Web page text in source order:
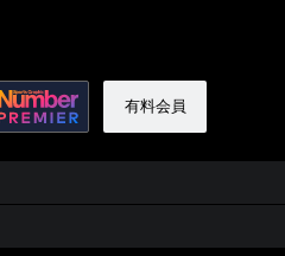
有料会員